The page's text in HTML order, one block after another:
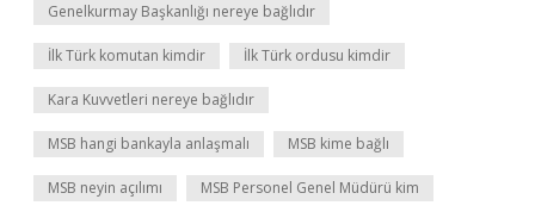
Genelkurmay Başkanlığı nereye bağlıdır
İlk Türk komutan kimdir İlk Türk ordusu kimdir
Kara Kuvvetleri nereye bağlıdır
MSB hangi bankayla anlaşmalı MSB kime bağlı
MSB neyin açılımı MSB Personel Genel Müdürü kim